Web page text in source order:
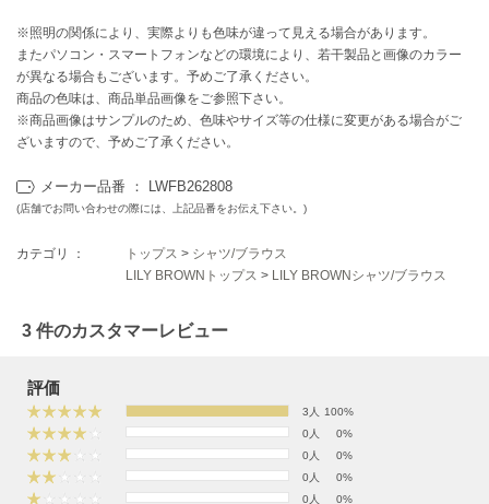
emmi
エミ
emmi atelier
エミ アトリエ
エミヨガ
FILA
フィラ
FRAY I.D
フレイアイディー
※照明の関係により、実際よりも色味が違って見える場合があります。
またパソコン・スマートフォンなどの環境により、若干製品と画像のカラー
が異なる場合もございます。予めご了承ください。
商品の色味は、商品単品画像をご参照下さい。
※商品画像はサンプルのため、色味やサイズ等の仕様に変更がある場合がご
ざいますので、予めご了承ください。
メーカー品番 ： LWFB262808
(店舗でお問い合わせの際には、上記品番をお伝え下さい。)
カテゴリ ： トップス > シャツ/ブラウス
LILY BROWNトップス > LILY BROWNシャツ/ブラウス
3 件のカスタマーレビュー
評価
3人
100%
0人
0%
0人
0%
0人
0%
0人
0%